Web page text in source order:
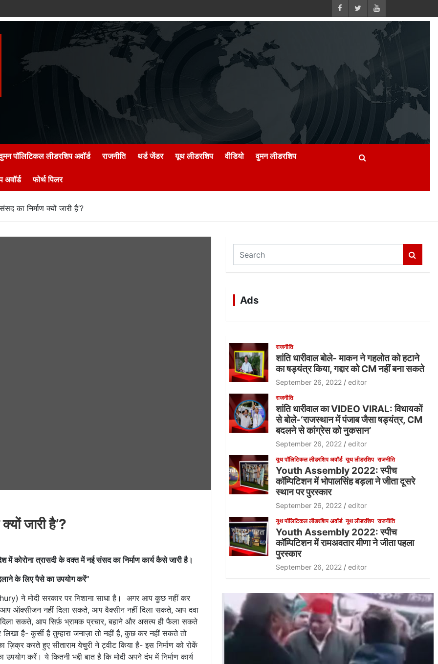
पॉलिटिकल लीडरशिप अवॉर्ड राजनीति थर्ड जेंडर यूथ लीडरशिप वीडियो वुमन लीडरशिप
अवॉर्ड फोर्थ पिलर
का निर्माण क्यों जारी है’?
जारी है’?
कोरोना त्रासदी के वक्त में नई संसद का निर्माण कार्य कैसे जारी है।
के लिए पैसे का उपयोग करें”
ने मोदी सरकार पर निशाना साधा है। अगर आप कुछ नहीं कर
आप ऑक्सीजन नहीं दिला सकते, आप वैक्सीन नहीं दिला सकते, आप दवा
सकते, आप सिर्फ़ भ्रामक प्रचार, बहाने और असत्य ही फैला सकते
है- कुर्सी है तुम्हारा जनाज़ा तो नहीं है, कुछ कर नहीं सकते तो
करते हुए सीताराम येचुरी ने ट्वीट किया है- इस निर्माण को रोकें
करें। ये कितनी भद्दी बात है कि मोदी अपने दंभ में निर्माण कार्य
a
c
h
Ads
राजनीति
शांति धारीवाल बोले- माकन ने गहलोत को हटाने
का षड्यंत्र किया, गद्दार को CM नहीं बना सकते
September 26, 2022 editor
राजनीति
शांति धारीवाल का VIDEO VIRAL: विधायकों
से बोले-‘राजस्थान में पंजाब जैसा षड्यंत्र, CM
बदलने से कांग्रेस को नुकसान’
September 26, 2022 editor
यूथ पॉलिटिकल लीडरशिप अवॉर्ड यूथ लीडरशिप राजनीति
Youth Assembly 2022: स्पीच
कॉम्पिटिशन में भोपालसिंह बड़ला ने जीता दूसरे
स्थान पर पुरस्कार
September 26, 2022 editor
यूथ पॉलिटिकल लीडरशिप अवॉर्ड यूथ लीडरशिप राजनीति
Youth Assembly 2022: स्पीच
कॉम्पिटिशन में रामअवतार मीणा ने जीता पहला
पुरस्कार
September 26, 2022 editor